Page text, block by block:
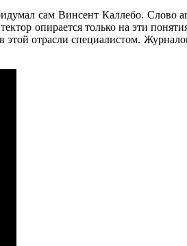
сам Винсент Каллебо. Слово
опирается только на эти
отрасли специалистом.